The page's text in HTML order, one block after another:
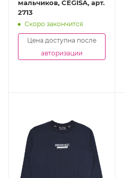
мальчиков, CEGISA, арт.
2713
Скоро закончится
Цена доступна после
авторизации